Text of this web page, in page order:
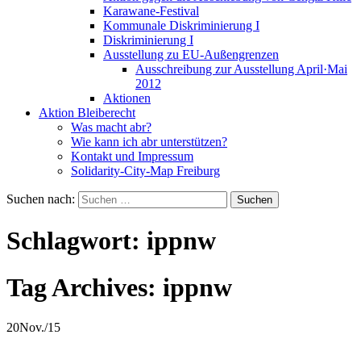
Karawane-Festival
Kommunale Diskriminierung I
Diskriminierung I
Ausstellung zu EU-Außengrenzen
Ausschreibung zur Ausstellung April·Mai
2012
Aktionen
Aktion Bleiberecht
Was macht abr?
Wie kann ich abr unterstützen?
Kontakt und Impressum
Solidarity-City-Map Freiburg
Suchen nach:
Schlagwort: ippnw
Tag Archives: ippnw
20Nov./15